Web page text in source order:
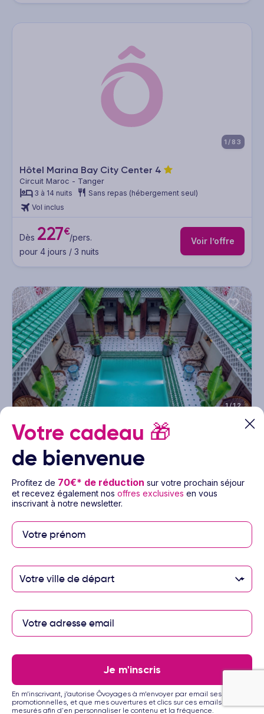
1/83
Hôtel Marina Bay City Center 4
Circuit Maroc - Tanger
3 à 14 nuits
Sans repas (hébergement seul)
Vol inclus
Dès 227€/pers.
pour 4 jours / 3 nuits
Voir l’offre
1/12
Riad Moulaty Lalla Khadija by Ôvoyages
3 à 9 nuits Petit déjeuner
Dès 227€/pers.
pour 4 jours / 3 nuits
Voir l’offre
1/45
Hôtel Hilton Garden Inn Tanger City Center4
Circuit Maroc - Tanger
Votre cadeau 🎁
de bienvenue
Profitez de 70€* de réduction sur votre prochain séjour
et recevez également nos offres exclusives en vous
inscrivant à notre newsletter.
Votre ville de départ
Je m'inscris
En m’inscrivant, j’autorise Ôvoyages à m’envoyer par email ses offres
promotionnelles, et que mes ouvertures et clics sur ces emails soient
mesurés afin d'en personnaliser le contenu et la fréquence.